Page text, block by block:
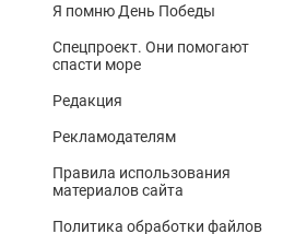
Я помню День Победы
Спецпроект. Они помогают
спасти море
Редакция
Рекламодателям
Правила использования
материалов сайта
Политика обработки файлов